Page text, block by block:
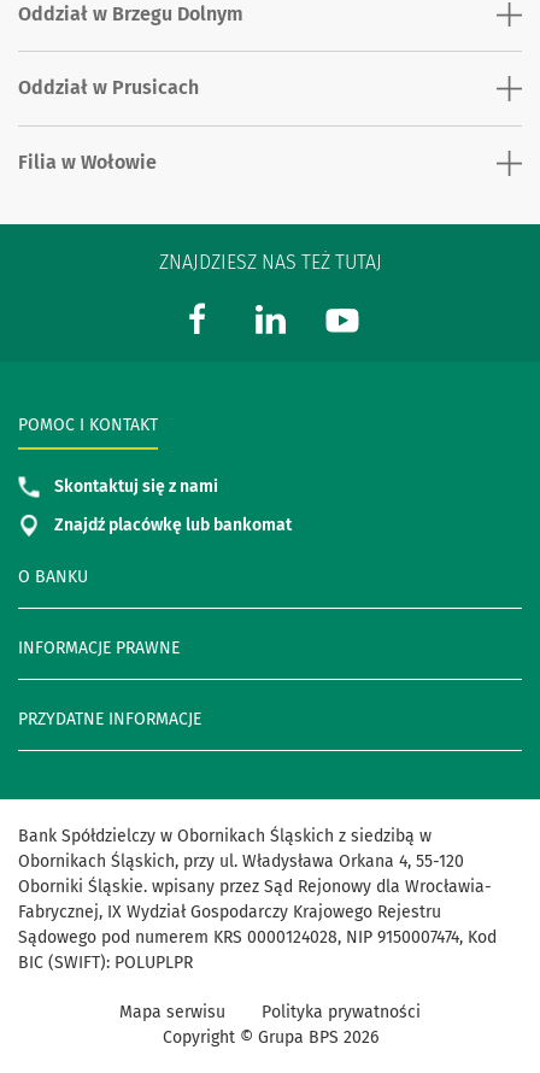
Oddział w Brzegu Dolnym
Oddział w Prusicach
Filia w Wołowie
ZNAJDZIESZ NAS TEŻ TUTAJ
O BANKU
INFORMACJE PRAWNE
PRZYDATNE INFORMACJE
POMOC I KONTAKT
Skontaktuj się z nami
Znajdź placówkę lub bankomat
Bank Spółdzielczy w Obornikach Śląskich z siedzibą w
Obornikach Śląskich, przy ul. Władysława Orkana 4, 55-120
Oborniki Śląskie. wpisany przez Sąd Rejonowy dla Wrocławia-
Fabrycznej, IX Wydział Gospodarczy Krajowego Rejestru
Sądowego pod numerem KRS 0000124028, NIP 9150007474, Kod
BIC (SWIFT): POLUPLPR
Mapa serwisu
Polityka prywatności
Copyright © Grupa BPS 2026